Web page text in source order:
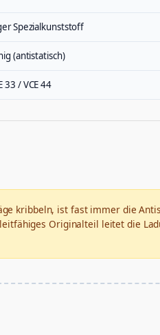
Spezialkunststoff
(antistatisch)
33 / VCE 44
kribbeln, ist fast immer die
Originalteil leitet die